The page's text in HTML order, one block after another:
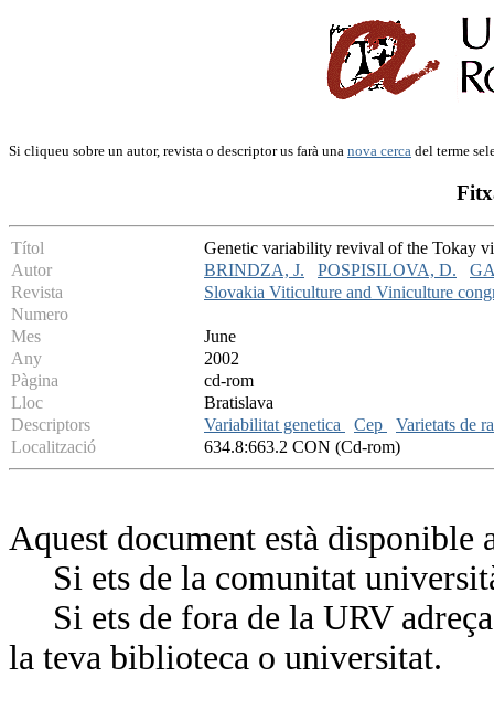
Si cliqueu sobre un autor, revista o descriptor us farà una nova cerca del terme
Títol
Genetic variability revival of the Tokay
Autor
BRINDZA, J. POSPISILOVA, D.
Revista
Slovakia Viticulture and Viniculture
Numero
Mes
June
Any
2002
Pàgina
cd-rom
Lloc
Bratislava
Descriptors
Variabilitat genetica Cep
Varietats de
Localització
634.8:663.2 CON (Cd-rom)
Aquest document està
Si ets de la comunitat
Si ets de fora de la URV
la teva biblioteca o universitat.